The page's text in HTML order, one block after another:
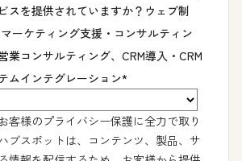
スを提供されていますか？ウェブ制
ーケティング支援・コンサルティン
業コンサルティング、CRM導入・CRM
ムインテグレーション*
客様のプライバシー保護に全力で取り
ブスポットは、コンテンツ、製品、サ